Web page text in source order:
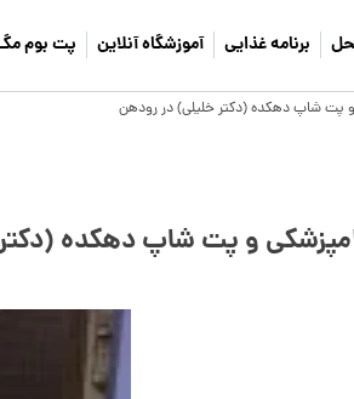
برنامه غذایی آموزشگاه آنلاین پت بوم
پت شاپ دهکده (دکتر خلیلی) در رودهن
و پت شاپ دهکده